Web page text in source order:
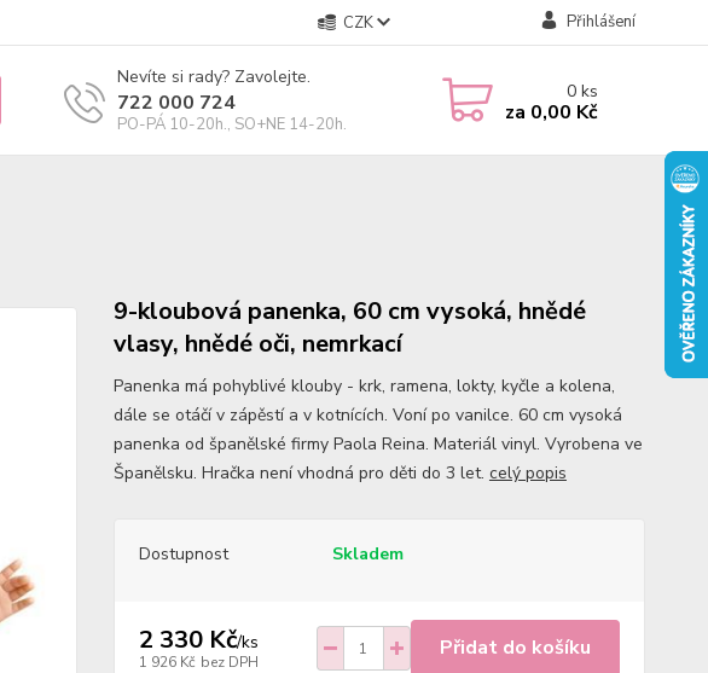
CZK Přihlášení
Nevíte si rady? Zavolejte.
722 000 724
PO-PÁ 10-20h., SO+NE 14-20h.
0ks
za 0,00 Kč
9-kloubová panenka, 60 cm vysoká, hnědé
vlasy, hnědé oči, nemrkací
Panenka má pohyblivé klouby - krk, ramena, lokty, kyčle a kolena,
dále se otáčí v zápěstí a v kotnících. Voní po vanilce. 60 cm vysoká
panenka od španělské firmy Paola Reina. Materiál vinyl. Vyrobena ve
Španělsku. Hračka není vhodná pro děti do 3 let. celý popis
Dostupnost Skladem
2 330 Kč/ks
1 926 Kč bez DPH
Přidat do košíku